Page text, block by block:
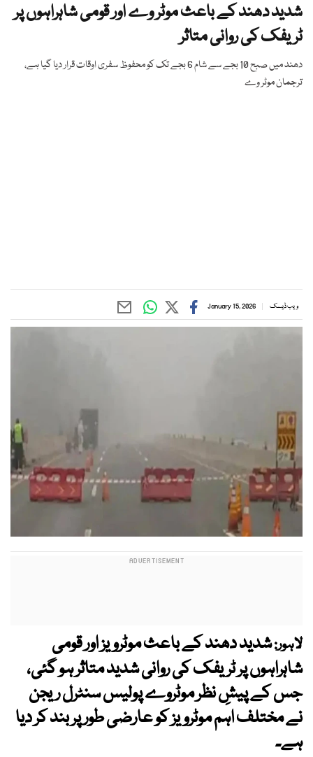
شدید دھند کے باعث موٹر وے اور قومی شاہراہوں پر
ٹریفک کی روانی متاثر
دھند میں صبح 10 بجے سے شام 6 بجے تک کو محفوظ سفری اوقات قرار دیا گیا ہے،
ترجمان موٹر وے
ویب ڈیسک January 15, 2026
لاہور:شدید دھند کے باعث موٹرویز اور قومی
شاہراہوں پر ٹریفک کی روانی شدید متاثر ہو گئی،
جس کے پیشِ نظر موٹروے پولیس سنٹرل ریجن
نے مختلف اہم موٹرویز کو عارضی طور پر بند کر دیا
ہے۔